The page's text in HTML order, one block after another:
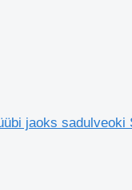
jaoks sadulveoki